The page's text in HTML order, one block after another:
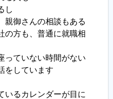
し
親御さんの相談もある
の方も、普通に就職相
っていない時間がない
をしています
いるカレンダーが目に